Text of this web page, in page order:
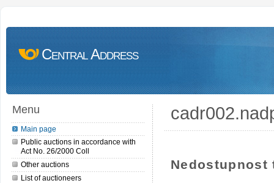
Central Address
Menu
Main page
Public auctions in accordance with
Act No. 26/2000 Coll
Other auctions
List of auctioneers
Nedostupnost